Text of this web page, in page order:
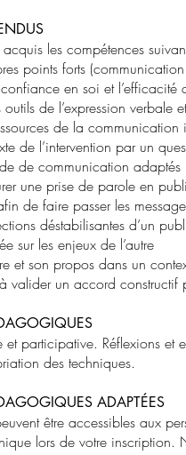
les compétences
points forts
en soi et l’efficacité
de l’expression
de la communication
de l’intervention par un
de communication adaptés
une prise de parole en
de faire passer les
déstabilisantes d’un
sur les enjeux de l’autre
et son propos dans un
valider un accord constructif
et participative. Réflexions et
des techniques.
ADAPTÉES
être accessibles aux
lors de votre inscription.